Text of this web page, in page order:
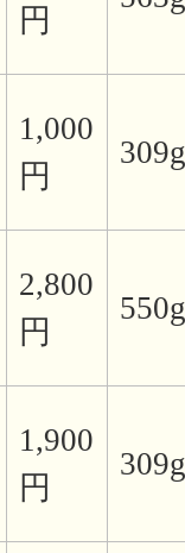
円
1,000
円
309g
2,800
円
550g
1,900
円
309g